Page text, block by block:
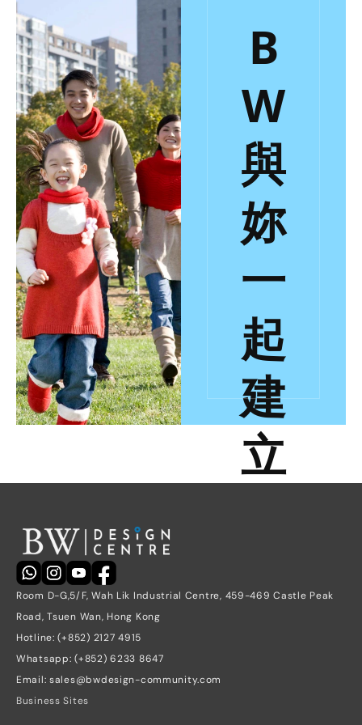
16年商業室內設計經驗
獲得 ISO9001 企業認證
聯繫我們，開始創造您的理想社
區空間
B
W
與
妳
一
起
建
立
Room D-G,5/F, Wah Lik Industrial Centre, 459-469 Castle Peak
Road, Tsuen Wan, Hong Kong
Hotline: (+852) 2127 4915
Whatsapp: (+852) 6233 8647
Email: sales@bwdesign-community.com
Business Sites